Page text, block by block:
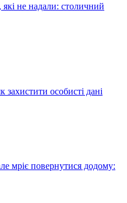
не надали: столичний
захистити особисті дані
мріє повернутися додому: